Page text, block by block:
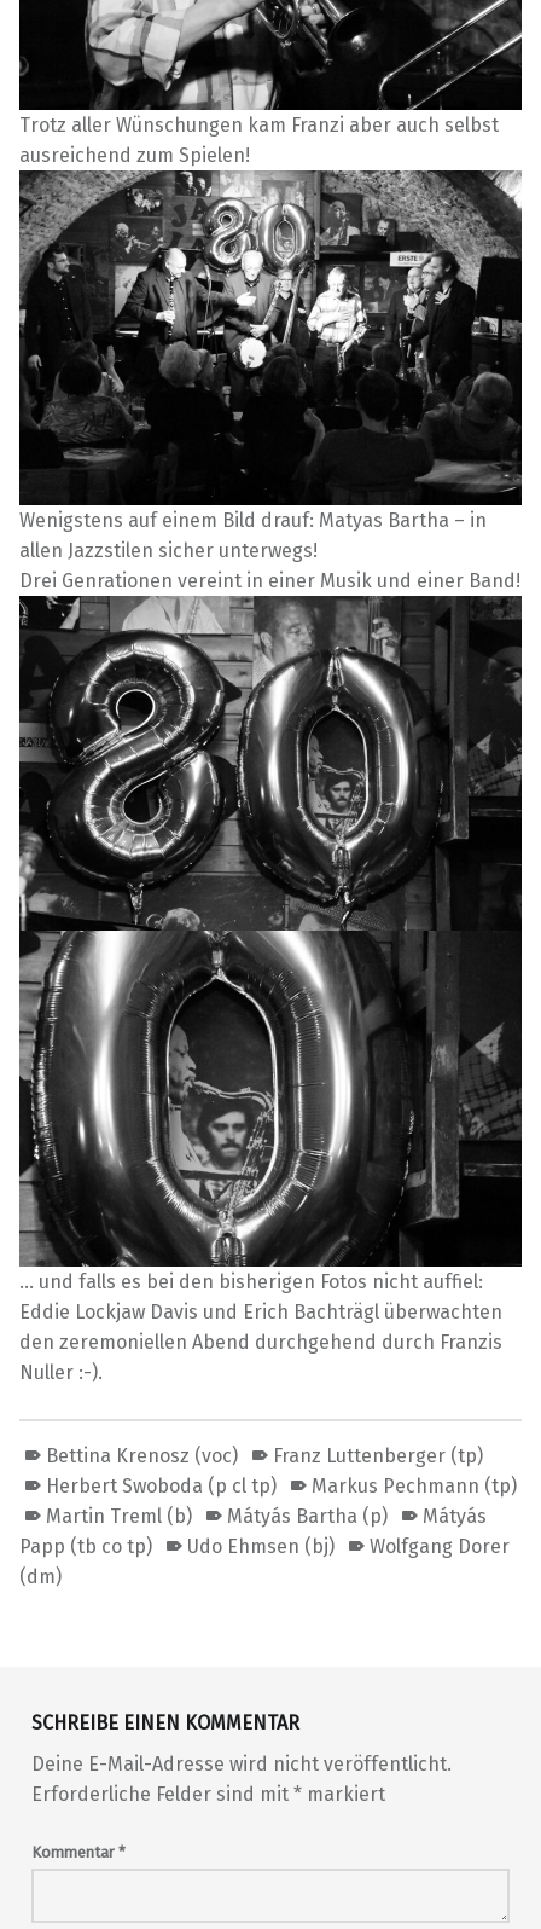
Trotz aller Wünschungen kam Franzi aber auch selbst
ausreichend zum Spielen!
Wenigstens auf einem Bild drauf: Matyas Bartha – in
allen Jazzstilen sicher unterwegs!
Drei Genrationen vereint in einer Musik und einer Band!
… und falls es bei den bisherigen Fotos nicht auffiel:
Eddie Lockjaw Davis und Erich Bachträgl überwachten
den zeremoniellen Abend durchgehend durch Franzis
Nuller :-).
Bettina Krenosz (voc)
Franz Luttenberger (tp)
Herbert Swoboda (p cl tp)
Markus Pechmann (tp)
Martin Treml (b)
Mátyás Bartha (p)
Mátyás
Papp (tb co tp)
Udo Ehmsen (bj)
Wolfgang Dorer
(dm)
SCHREIBE EINEN KOMMENTAR
Deine E-Mail-Adresse wird nicht veröffentlicht.
Erforderliche Felder sind mit *markiert
Kommentar *